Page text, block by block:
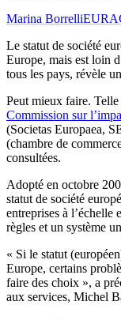
Marina Borrelli
Le statut de société
Europe, mais est loin
tous les pays, révèle
Peut mieux faire.
Commission sur
(Societas Europaea,
(chambre de
consultées.
Adopté en octobre
statut de société
entreprises à l’échelle
règles et un système
« Si le statut
Europe, certains
faire des choix », a
aux services, Michel